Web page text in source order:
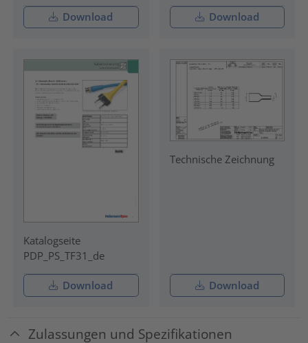
Download Download
Katalogseite
PDP_PS_TF31_de
Download
Technische Zeichnung
Download
Zulassungen und Spezifikationen